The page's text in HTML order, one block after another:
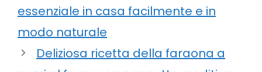
essenziale in casa facilmente e in
modo naturale
Deliziosa ricetta della faraona a